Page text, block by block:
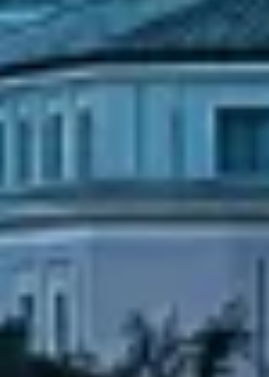
広告の選択のために制限付きデータを利用する
パーソナライズ広告のためにプロファイルを作
パーソナライズ広告の選択のためにプロファイ
ルを利用する
コンテンツをパーソナライズするためにプロフ
ァイルを作成する
コンテンツのパフォーマンスを測定する
統計情報または様々な情報源からのデータを組
み合わせてユーザー層を理解する
能動的に要求して取得した情報に基づくデバイ
スの識別